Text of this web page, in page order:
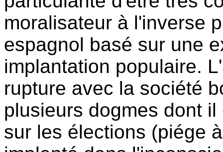
moralisateur à l'inverse
espagnol basé sur une
implantation populaire.
rupture avec la société
plusieurs dogmes dont
sur les élections (piége